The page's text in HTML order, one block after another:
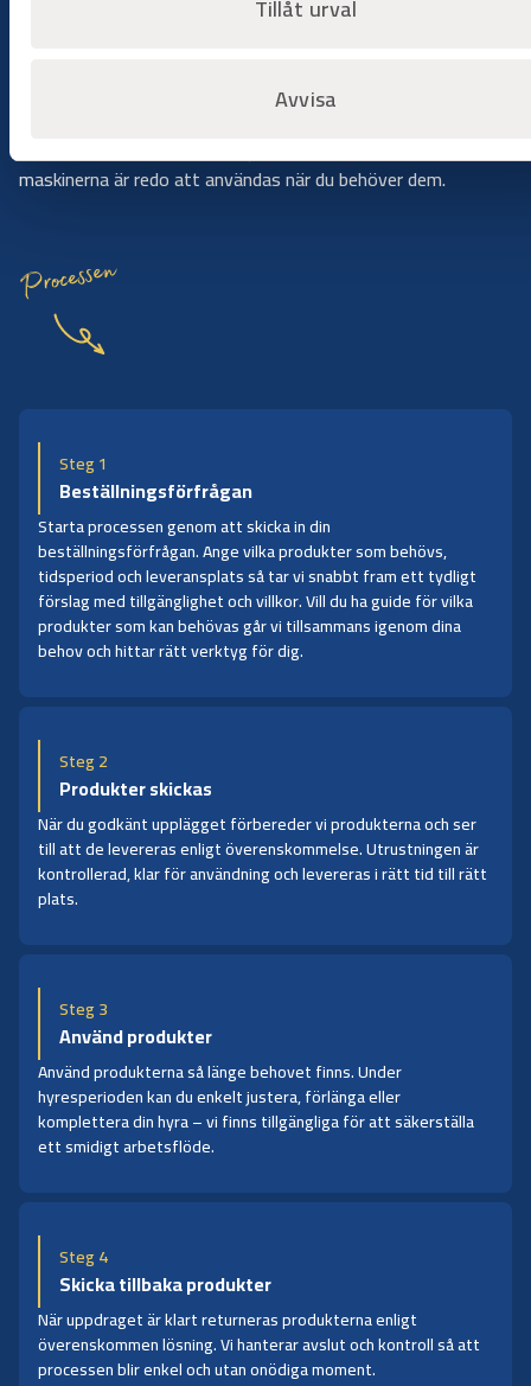
Tillåt urval
Avvisa
maskinerna är redo att användas när du behöver dem.
Processen
Steg 1
Beställningsförfrågan
Starta processen genom att skicka in din
beställningsförfrågan. Ange vilka produkter som behövs,
tidsperiod och leveransplats så tar vi snabbt fram ett tydligt
förslag med tillgänglighet och villkor. Vill du ha guide för vilka
produkter som kan behövas går vi tillsammans igenom dina
behov och hittar rätt verktyg för dig.
Steg 2
Produkter skickas
När du godkänt upplägget förbereder vi produkterna och ser
till att de levereras enligt överenskommelse. Utrustningen är
kontrollerad, klar för användning och levereras i rätt tid till rätt
plats.
Steg 3
Använd produkter
Använd produkterna så länge behovet finns. Under
hyresperioden kan du enkelt justera, förlänga eller
komplettera din hyra – vi finns tillgängliga för att säkerställa
ett smidigt arbetsflöde.
Steg 4
Skicka tillbaka produkter
När uppdraget är klart returneras produkterna enligt
överenskommen lösning. Vi hanterar avslut och kontroll så att
processen blir enkel och utan onödiga moment.